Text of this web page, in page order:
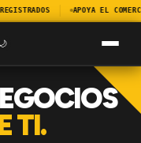
APOYA EL
🌙
TI.